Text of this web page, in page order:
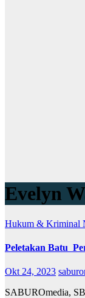
Evelyn
Hukum & Kriminal
Peletakan Batu
Okt 24, 2023
SABUROmedia,